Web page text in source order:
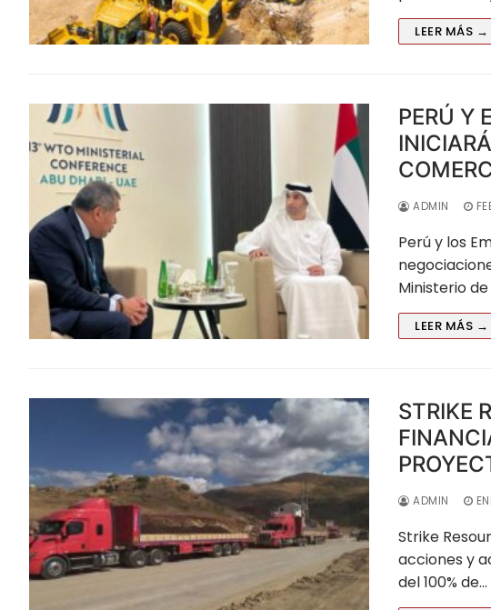
San Martín Tarapoto
Tingo María – Huánuco
Tumbes
Ucayali – Pucallpa
LEER MÁS →
PERÚ Y
ADMIN
Perú y los
Ministerio
LEER MÁS →
STRIKE
ADMIN
Strike
acciones y
del 100% de…